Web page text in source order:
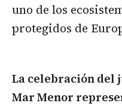
uno de los
protegidos de
La celebración
Mar Menor